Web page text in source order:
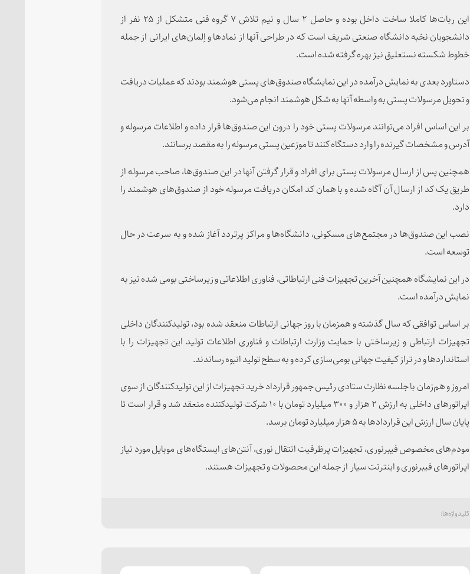
این ربات‌ها کاملا ساخت داخل بوده و حاصل ۲ سال و نیم تلاش ۷ گروه فنی متشکل از ۲۵ نفر از
دانشجویان نخبه دانشگاه صنعتی شریف است که در طراحی آنها از نمادها و اِلمان‌های ایرانی از جمله
خطوط شکسته نستعلیق نیز بهره گرفته شده است.
دستاورد بعدی به نمایش درآمده در این نمایشگاه صندوق‌های پستی هوشمند بودند که عملیات دریافت
و تحویل مرسولات پستی به واسطه آنها به شکل هوشمند انجام می‌شود.
بر این اساس افراد می‌توانند مرسولات پستی خود را درون این صندوق‌ها قرار داده و اطلاعات مرسوله و
آدرس و مشخصات گیرنده را وارد دستگاه کنند تا موزعین پستی مرسوله را به مقصد برسانند.
همچنین پس از ارسال مرسولات پستی برای افراد و قرار گرفتن آنها در این صندوق‌ها، صاحب مرسوله از
طریق یک کد از ارسال آن آگاه شده و با همان کد امکان دریافت مرسوله خود از صندوق‌های هوشمند را
دارد.
نصب این صندوق‌ها در مجتمع‌های مسکونی،‌ دانشگاه‌ها و مراکز پرتردد آغاز شده و به سرعت در حال
توسعه است.
در این نمایشگاه همچنین آخرین تجهیزات فنی ارتباطاتی، فناوری اطلاعاتی و زیرساختی بومی شده نیز به
نمایش درآمده است.
بر اساس توافقی که سال گذشته و همزمان با روز جهانی ارتباطات منعقد شده بود، تولیدکنندگان داخلی
تجهیزات ارتباطی و زیرساختی با حمایت وزارت ارتباطات و فناوری اطلاعات تولید این تجهیزات را با
استانداردها و در تراز کیفیت جهانی بومی‌سازی کرده و به سطح تولید انبوه رساندند.
امروز و هم‌زمان با جلسه نظارت ستادی رئیس جمهور قرارداد خرید تجهیزات از این تولیدکنندگان از سوی
اپراتورهای داخلی به ارزش ۲ هزار و ۳۰۰ میلیارد تومان با ۱۰ شرکت تولیدکننده منعقد ‌شد و قرار است تا
پایان سال ارزش این قراردادها به ۵ هزار میلیارد تومان برسد.
مودم‌های مخصوص فیبرنوری، تجهیزات پرظرفیت انتقال نوری، آنتن‌های ایستگاه‌های موبایل مورد نیاز
اپراتورهای فیبرنوری و اینترنت سیار از جمله این محصولات و تجهیزات هستند.